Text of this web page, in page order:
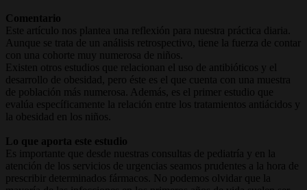
Comentario
Este artículo nos plantea una reflexión para nuestra práctica diaria.
Aunque se trata de un análisis retrospectivo, tiene la fuerza de contar
con una cohorte muy numerosa de niños.
Existen otros estudios que relacionan el uso de antibióticos y el
desarrollo de obesidad, pero éste es el que cuenta con una muestra
de población más numerosa. Además, es el primer estudio que
evalúa específicamente la relación entre los tratamientos antiácidos y
la obesidad en los niños.
Lo que aporta este estudio
Es importante que desde nuestras consultas de pediatría y en la
atención de los servicios de urgencias seamos prudentes a la hora de
prescribir determinados fármacos. No podemos olvidar que la